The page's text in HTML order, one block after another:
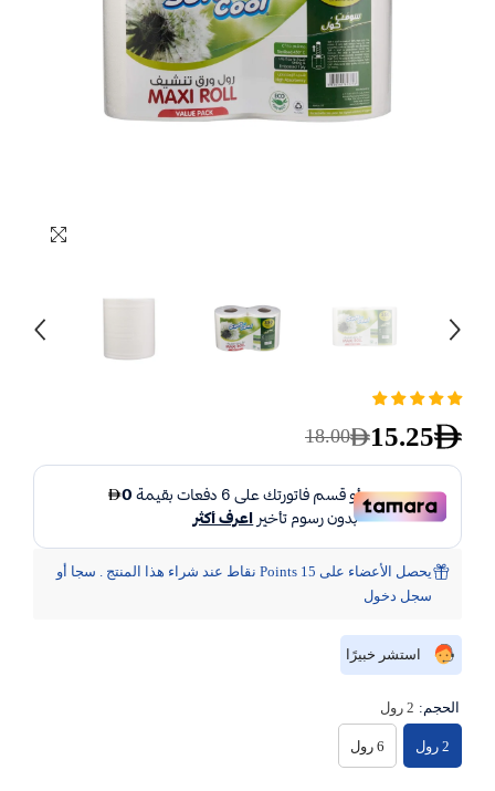
18.00 15.25
يحصل الأعضاء على 15 Points نقاط عند شراء هذا المنتج . سجا أو
سجل دخول
استشر خبيرًا
الحجم: 2 رول
2 رول 6 رول